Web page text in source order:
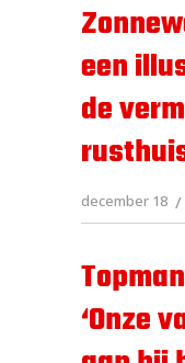
een
de
december 18
‘Onze